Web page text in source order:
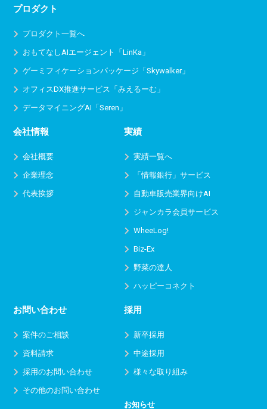
プロダクト
プロダクト一覧へ
おもてなしAIエージェント「LinKa」
ゲーミフィケーションパッケージ「Skywalker」
オフィスDX推進サービス 「みえるーむ」
データマイニングAI「Seren」
会社情報
会社概要
企業理念
代表挨拶
実績
実績一覧へ
「情報銀行」サービス
自動車販売業界向けAI
ジャンカラ会員サービス
WheeLog!
Biz-Ex
野菜の達人
ハッピーコネクト
お問い合わせ
案件のご相談
資料請求
採用のお問い合わせ
その他のお問い合わせ
採用
新卒採用
中途採用
様々な取り組み
お知らせ